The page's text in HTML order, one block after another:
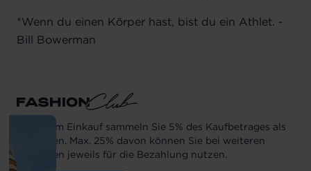
*Wenn du einen Körper hast, bist du ein Athlet. -
Bill Bowerman
Bei jedem Einkauf sammeln Sie 5% des Kaufbetrages als
Guthaben. Max. 25% davon können Sie bei weiteren
Einkäufen jeweils für die Bezahlung nutzen.